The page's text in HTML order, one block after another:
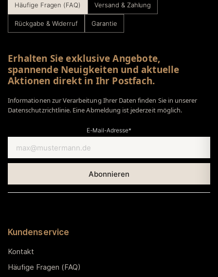
Häufige Fragen (FAQ) Versand & Zahlung
Rückgabe & Widerruf Garantie
Erhalten Sie exklusive Angebote,
spannende Neuigkeiten und aktuelle
Aktionen direkt in Ihr Postfach.
Informationen zur Verarbeitung Ihrer Daten finden Sie in unserer
Datenschutzrichtlinie. Eine Abmeldung ist jederzeit möglich.
E-Mail-Adresse*
Kundenservice
Kontakt
Häufige Fragen (FAQ)